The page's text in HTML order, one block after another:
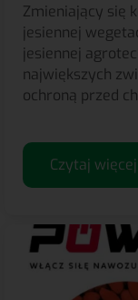
Zmieniający się
jesiennej
jesiennej
największych
ochroną przed
Czytaj więcej